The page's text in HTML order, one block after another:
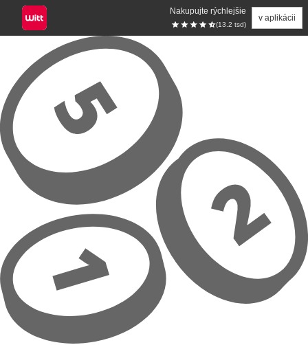
Nakupujte rýchlejšie
(13.2 tsd)
v aplikácii
Prejsť na hlavný obsah